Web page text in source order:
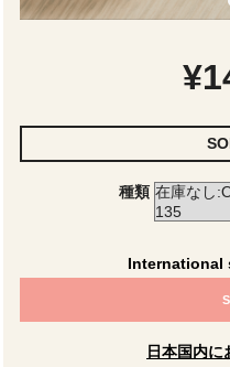
種類
International
日本国内に